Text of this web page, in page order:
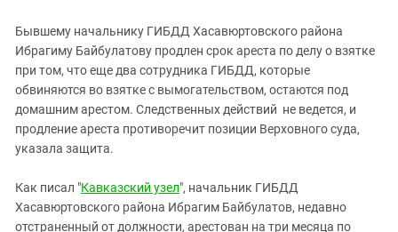
Ростовская область
Северная Осетия - Алания
СКФО
Ставропольский край
Чечня
Южная Осетия
Южный Кавказ
Бывшему начальнику ГИБДД Хасавюртовского района
Ибрагиму Байбулатову продлен срок ареста по делу о взятке
при том, что еще два сотрудника ГИБДД, которые
обвиняются во взятке с вымогательством, остаются под
домашним арестом. Следственных действий не ведется, и
продление ареста противоречит позиции Верховного суда,
указала защита.
Как писал "Кавказский узел", начальник ГИБДД
Хасавюртовского района Ибрагим Байбулатов, недавно
отстраненный от должности, арестован на три месяца по